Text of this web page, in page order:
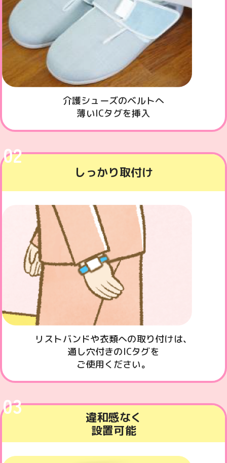
介護シューズのベルトへ
薄いICタグを挿入
02
しっかり取付け
リストバンドや衣類への取り付けは、
通し穴付きのICタグを
ご使用ください。
03
違和感なく
設置可能